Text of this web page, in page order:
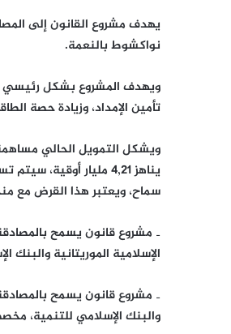
نواكشوط بالنعمة.
ويهدف المشروع بشكل رئيسي
تأمين الإمداد، وزيادة حصة
سماح، ويعتبر هذا القرض مع منحة تبلغ 33.820.000 يورو خصصها الاتحاد الأوروبي لتمويل
الإسلامية الموريتانية
والبنك الإسلامي للتنمية،